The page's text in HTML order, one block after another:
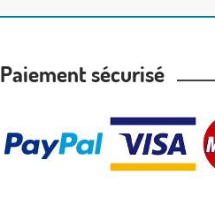
Paiement sécurisé